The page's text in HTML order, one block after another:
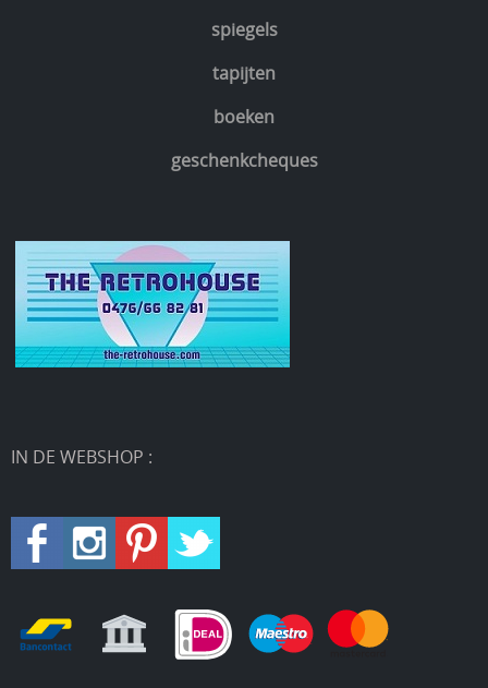
spiegels
tapijten
boeken
geschenkcheques
IN DE WEBSHOP :